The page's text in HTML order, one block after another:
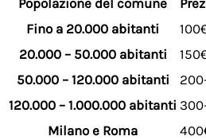
Popolazione del comune
Fino a 20.000 abitanti
20.000 – 50.000 abitanti
50.000 – 120.000 abitanti
120.000 – 1.000.000 abitanti
Milano e Roma